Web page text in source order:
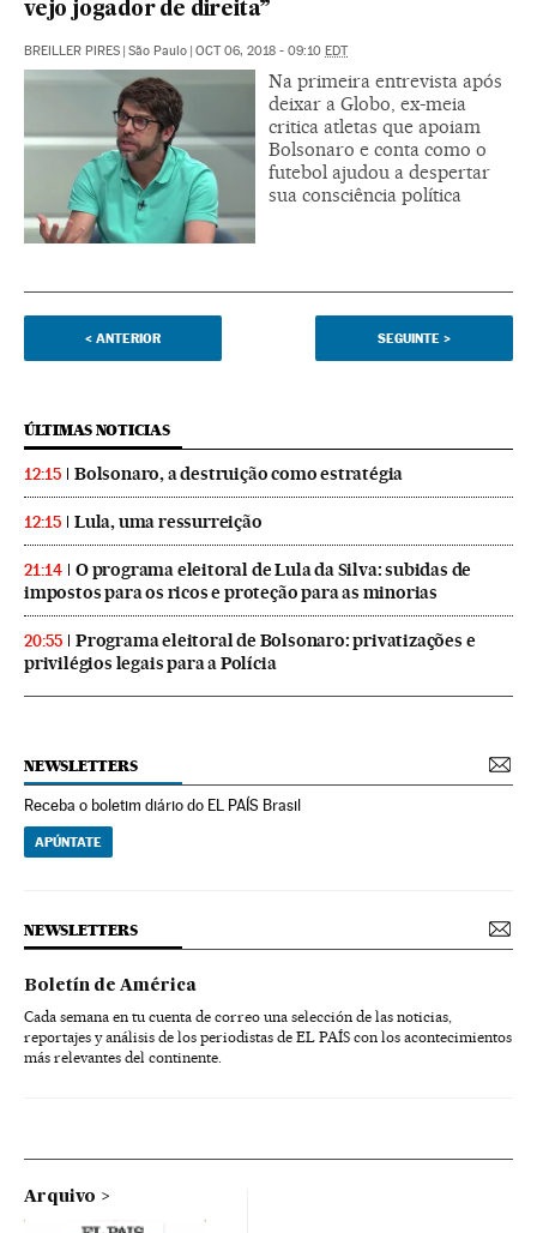
vejo jogador de direita”
BREILLER PIRES São Paulo OCT 06, 2018 - 09:10 EDT
Na primeira entrevista após
deixar a Globo, ex-meia
critica atletas que apoiam
Bolsonaro e conta como o
futebol ajudou a despertar
sua consciência política
< ANTERIOR SEGUINTE >
ÚLTIMAS NOTICIAS
12:15 Bolsonaro, a destruição como estratégia
12:15 Lula, uma ressurreição
21:14
O programa eleitoral de Lula da Silva: subidas de
impostos para os ricos e proteção para as minorias
20:55
Programa eleitoral de Bolsonaro: privatizações e
privilégios legais para a Polícia
NEWSLETTERS
Receba o boletim diário do EL PAÍS Brasil
APÚNTATE
NEWSLETTERS
Boletín de América
Cada semana en tu cuenta de correo una selección de las noticias,
reportajes y análisis de los periodistas de EL PAÍS con los acontecimientos
más relevantes del continente.
Arquivo